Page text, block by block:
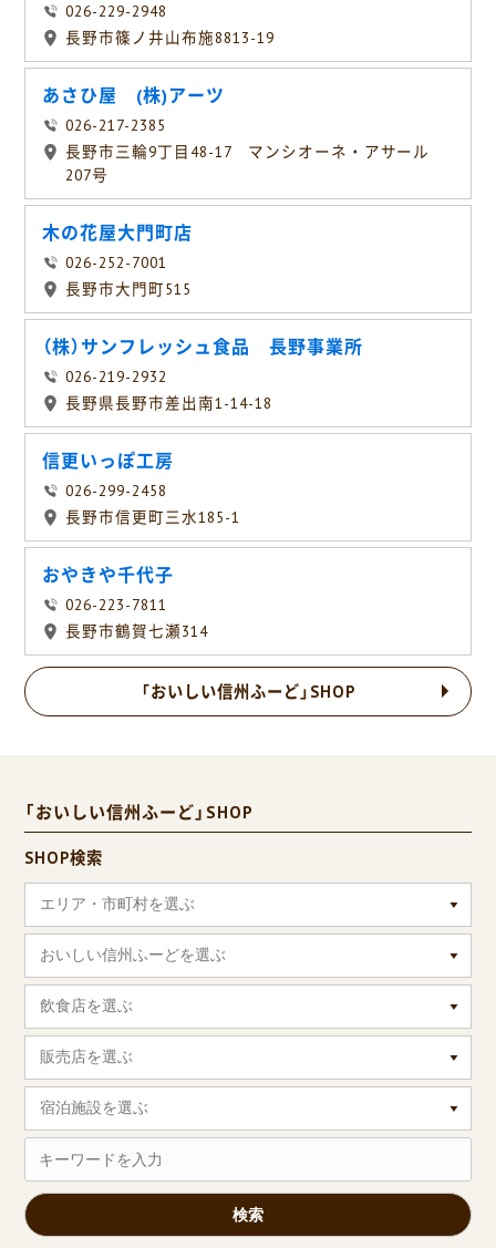
026-229-2948
長野市篠ノ井山布施8813-19
あさひ屋 (株)アーツ
026-217-2385
長野市三輪9丁目48-17 マンシオーネ・アサール
207号
木の花屋大門町店
026-252-7001
長野市大門町515
（株）サンフレッシュ食品 長野事業所
026-219-2932
長野県長野市差出南1-14-18
信更いっぽ工房
026-299-2458
長野市信更町三水185-1
おやきや千代子
026-223-7811
長野市鶴賀七瀬314
「おいしい信州ふーど」SHOP
「おいしい信州ふーど」SHOP
SHOP検索
エリア・市町村を選ぶ
おいしい信州ふーどを選ぶ
飲食店を選ぶ
販売店を選ぶ
宿泊施設を選ぶ